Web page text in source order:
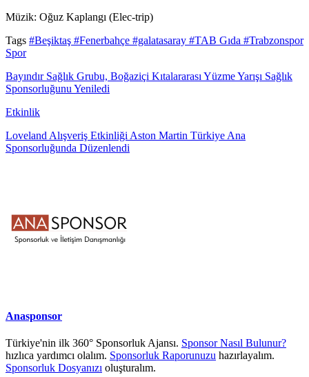
Müzik: Oğuz Kaplangı (Elec-trip)
Tags #Beşiktaş #Fenerbahçe #galatasaray #TAB Gıda #Trabzonspor
Spor
Bayındır Sağlık Grubu, Boğaziçi Kıtalararası Yüzme Yarışı Sağlık
Sponsorluğunu Yeniledi
Etkinlik
Loveland Alışveriş Etkinliği Aston Martin Türkiye Ana
Sponsorluğunda Düzenlendi
Anasponsor
Türkiye'nin ilk 360° Sponsorluk Ajansı. Sponsor Nasıl Bulunur?
hızlıca yardımcı olalım. Sponsorluk Raporunuzu hazırlayalım.
Sponsorluk Dosyanızı oluşturalım.